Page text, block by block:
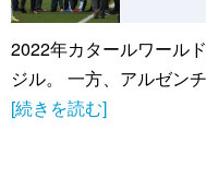
2022年カタールワール
ジル。 一方、アルゼン
[続きを読む]